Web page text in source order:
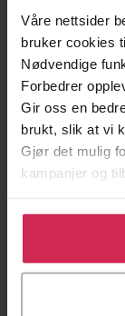
Våre nettsider
bruker cookies
Nødvendige
Forbedrer
Gir oss en
brukt, slik at vi
Gjør det mulig
kampanjer og
Klikk på
bruke cookies
tilpasse ditt